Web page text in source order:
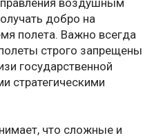
воздушным
добро на
полета. Важно всегда
строго запрещены
государственной
стратегическими
что сложные и